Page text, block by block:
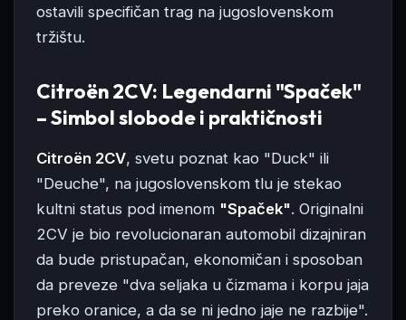
ostavili specifičan trag na jugoslovenskom
tržištu.
Citroën 2CV: Legendarni "Spaček"
– Simbol slobode i praktičnosti
Citroën 2CV, svetu poznat kao "Duck" ili
"Deuche", na jugoslovenskom tlu je stekao
kultni status pod imenom "Spaček". Originalni
2CV je bio revolucionaran automobil dizajniran
da bude pristupačan, ekonomičan i sposoban
da preveze "dva seljaka u čizmama i korpu jaja
preko oranice, a da se ni jedno jaje ne razbije".